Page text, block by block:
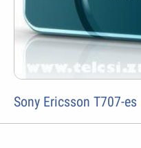
Sony Ericsson T707-es